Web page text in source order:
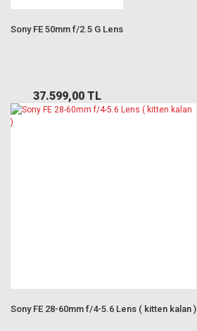
Sony FE 50mm f/2.5 G Lens
37.599,00 TL
Sony FE 28-60mm f/4-5.6 Lens ( kitten kalan )